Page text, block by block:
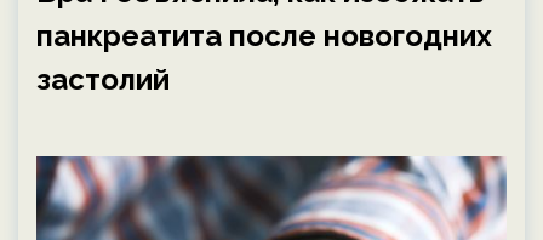
панкреатита после новогодних
застолий